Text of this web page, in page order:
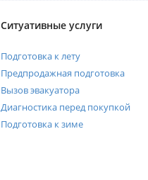
Ситуативные услуги
Подготовка к лету
Предпродажная подготовка
Вызов эвакуатора
Диагностика перед покупкой
Подготовка к зиме